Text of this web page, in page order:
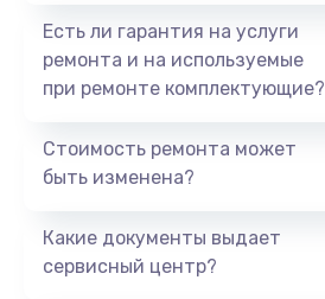
Есть ли гарантия на услуги
ремонта и на используемые
при ремонте комплектующие?
Стоимость ремонта может
быть изменена?
Какие документы выдает
сервисный центр?